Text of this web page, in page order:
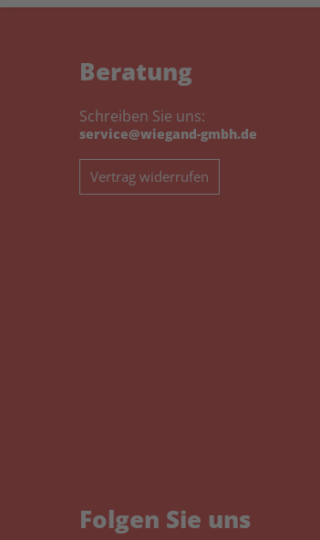
Beratung
Schreiben Sie uns:
service@wiegand-gmbh.de
Vertrag widerrufen
Folgen Sie uns